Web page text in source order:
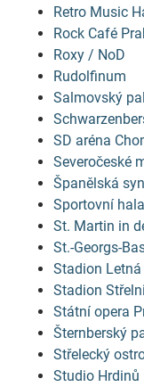
Retro Music
Rock Café
Roxy / NoD
Rudolfinum
Salmovský
SD aréna
Severočeské
Španělská
Sportovní
St. Martin in
St.-Georgs-
Stadion Letná
Stadion
Státní opera
Šternberský
Střelecký
Studio Hrdinů